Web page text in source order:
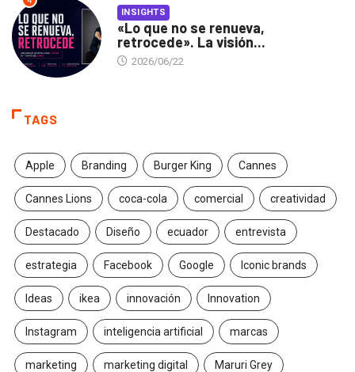
INSIGHTS
«Lo que no se renueva,
retrocede». La visión...
2026/06/22
TAGS
Apple Branding Burger King Cannes
Cannes Lions coca-cola comercial creatividad
Destacado Diseño ecuador entrevista
estrategia Facebook Google Iconic brands
Ideas ikea innovación Innovation
Instagram inteligencia artificial marcas
marketing marketing digital Maruri Grey